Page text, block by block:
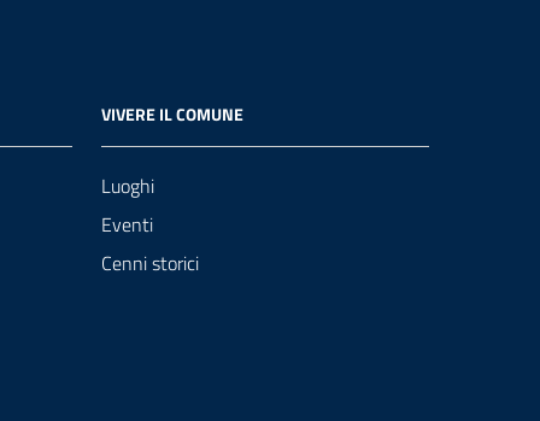
VIVERE IL COMUNE
Luoghi
Eventi
Cenni storici